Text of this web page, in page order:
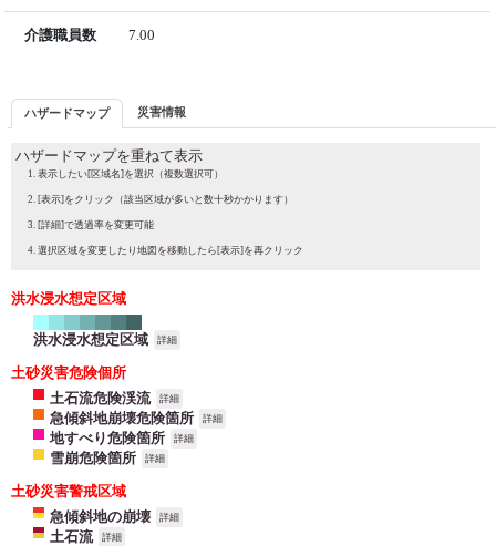
介護職員数 7.00
ハザードマップ 災害情報
ハザードマップを重ねて表示
表示したい[区域名]を選択（複数選択可）
[表示]をクリック（該当区域が多いと数十秒かかります）
[詳細]で透過率を変更可能
選択区域を変更したり地図を移動したら[表示]を再クリック
洪水浸水想定区域
洪水浸水想定区域 詳細
土砂災害危険個所
土石流危険渓流
詳細
急傾斜地崩壊危険箇所 詳細
地すべり危険箇所 詳細
雪崩危険箇所 詳細
土砂災害警戒区域
急傾斜地の崩壊
詳細
土石流 詳細